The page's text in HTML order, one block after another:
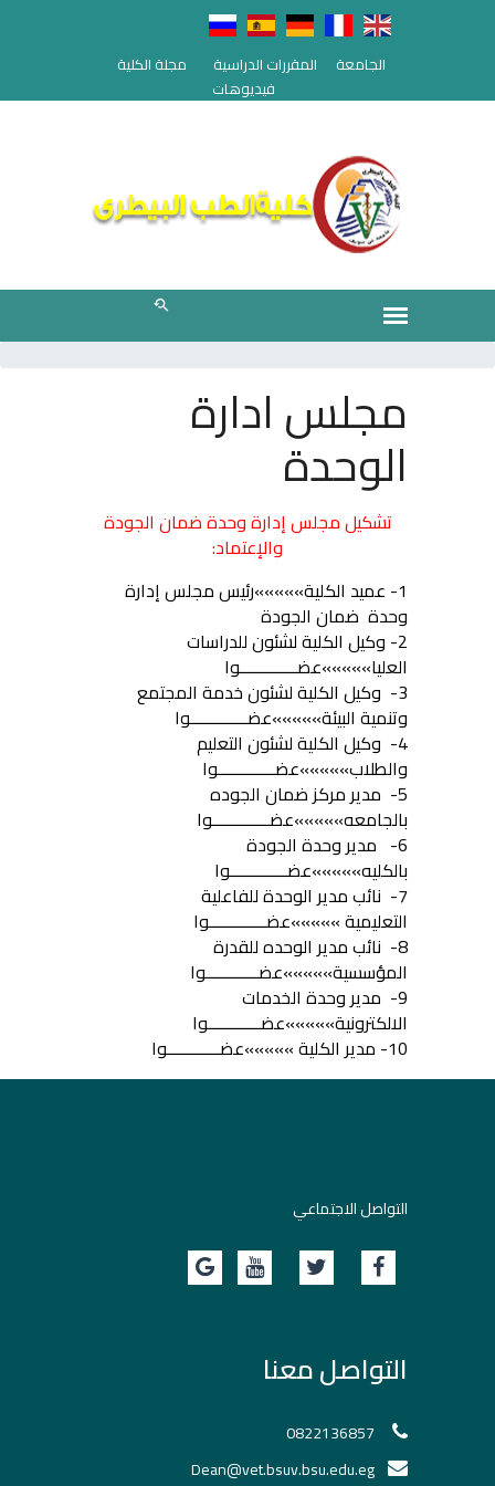
الجامعة المقررات الدراسية
مجلة الكلية
فيديوهات
مجلس ادارة
الوحدة
تشكيل مجلس إدارة وحدة ضمان الجودة
والإعتماد:
1- عميد الكلية»»»»»رئيس مجلس إدارة
وحدة ضمان الجودة
2- وكيل الكلية لشئون للدراسات
العليا»
»
»
»»عضـــــــــــــوا
3- وكيل الكلية لشئون خدمة المجتمع
وتنمية البيئة»»»»»عضـــــــــــــوا
4- وكيل الكلية لشئون التعليم
والطلاب»»»»»عضـــــــــــــوا
5- مدير مركز ضمان الجوده
بالجامعه»»»»»عضـــــــــــــوا
6- مدير وحدة الجودة
بالكليه»»»»»عضـــــــــــــوا
7- نائب مدير الوحدة للفاعلية
التعليمية »»»»»عضـــــــــــــوا
8- نائب مدير الوحده للقدرة
المؤسسية»»»»»عضــــــــــــوا
9- مدير وحدة الخدمات
الالكترونية»»»»»عضــــــــــــوا
10- مدير الكلية »»»»»عضــــــــــــوا
التواصل الاجتماعي
التواصل معنا
0822136857
Dean@vet.bsuv.bsu.edu.eg